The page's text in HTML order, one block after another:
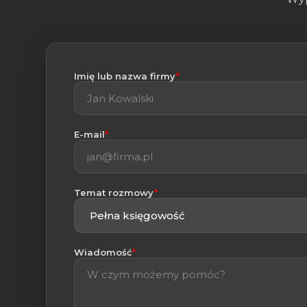
Imię lub nazwa firmy*(wymagane)
E-mail*(wymagane)
Temat rozmowy*(wymagane)
Wiadomość*(wymagane)